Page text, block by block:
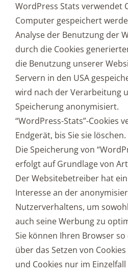
WordPress Stats verwendet
Computer gespeichert
Analyse der Benutzung der
durch die Cookies
die Benutzung unserer
Servern in den USA
wird nach der Verarbeitung
Speicherung anonymisiert.
“WordPress-Stats”-Cookies
Endgerät, bis Sie sie löschen.
Die Speicherung von
erfolgt auf Grundlage von
Der Websitebetreiber hat
Interesse an der
Nutzerverhaltens, um
auch seine Werbung zu
Sie können Ihren Browser so
über das Setzen von
und Cookies nur im